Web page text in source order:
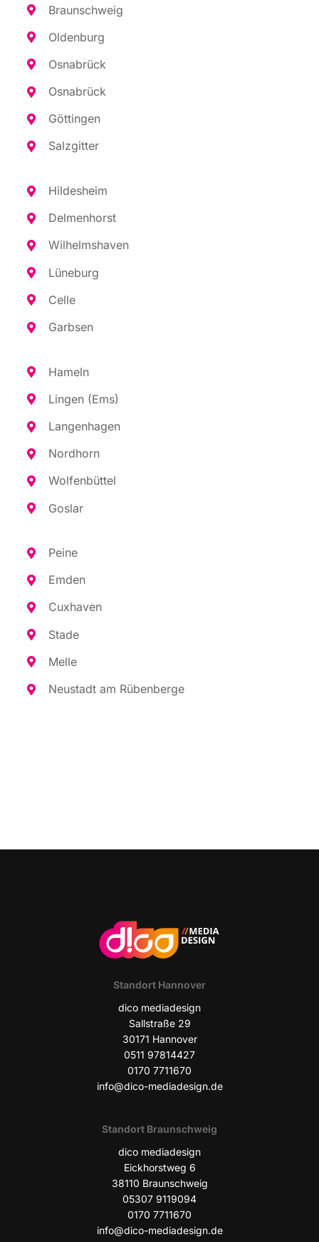
Braun­schweig
Olden­burg
Osna­brück
Osna­brück
Göt­tin­gen
Salz­git­ter
Hil­des­heim
Del­men­horst
Wil­helms­ha­ven
Lüne­burg
Cel­le
Garb­sen
Hameln
Lin­gen (Ems)
Lan­gen­ha­gen
Nord­horn
Wol­fen­büt­tel
Gos­lar
Pei­ne
Emden
Cux­ha­ven
Sta­de
Mel­le
Neu­stadt am Rübenberge
Stand­ort Hannover
dico media­de­sign
Sall­stra­ße 29
30171 Han­no­ver
0511 97814427
0170 7711670
info@dico-mediadesign.de
Stand­ort Braunschweig
dico media­de­sign
Eick­horst­weg 6
38110 Braun­schweig
05307 9119094
0170 7711670
info@dico-mediadesign.de